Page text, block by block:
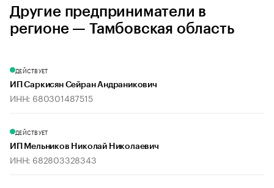
Другие предприниматели в
регионе — Тамбовская область
ДЕЙСТВУЕТ
ИП Саркисян Сейран Андраникович
ИНН: 680301487515
ДЕЙСТВУЕТ
ИП Мельников Николай Николаевич
ИНН: 682803328343